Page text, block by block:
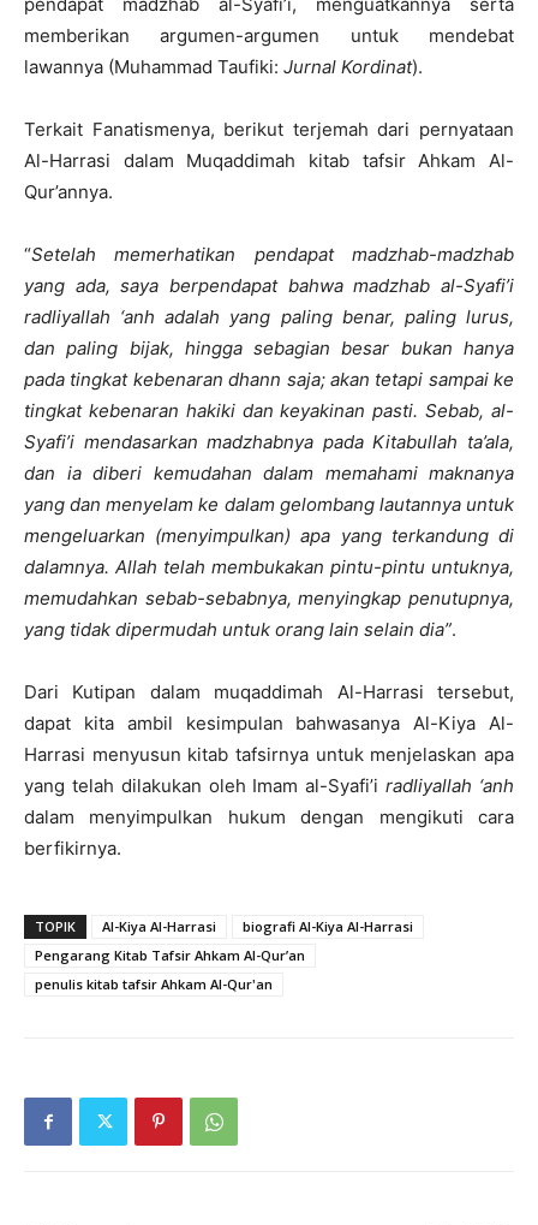
memberikan argumen-argumen untuk mendebat
lawannya (Muhammad Taufiki: Jurnal Kordinat).
Terkait Fanatismenya, berikut terjemah dari pernyataan
Al-Harrasi dalam Muqaddimah kitab tafsir Ahkam Al-
Qur’annya.
“Setelah memerhatikan pendapat madzhab-madzhab
yang ada, saya berpendapat bahwa madzhab al-Syafi’i
radliyallah ‘anh adalah yang paling benar, paling lurus,
dan paling bijak, hingga sebagian besar bukan hanya
pada tingkat kebenaran dhann saja; akan tetapi sampai ke
tingkat kebenaran hakiki dan keyakinan pasti. Sebab, al-
Syafi’i mendasarkan madzhabnya pada Kitabullah ta’ala,
dan ia diberi kemudahan dalam memahami maknanya
yang dan menyelam ke dalam gelombang lautannya untuk
mengeluarkan (menyimpulkan) apa yang terkandung di
dalamnya. Allah telah membukakan pintu-pintu untuknya,
memudahkan sebab-sebabnya, menyingkap penutupnya,
yang tidak dipermudah untuk orang lain selain dia”.
Dari Kutipan dalam muqaddimah Al-Harrasi tersebut,
dapat kita ambil kesimpulan bahwasanya Al-Kiya Al-
Harrasi menyusun kitab tafsirnya untuk menjelaskan apa
yang telah dilakukan oleh Imam al-Syafi’iradliyallah ‘anh
dalam menyimpulkan hukum dengan mengikuti cara
berfikirnya.
TOPIK Al-Kiya Al-Harrasi
biografi Al-Kiya Al-Harrasi
Pengarang Kitab Tafsir Ahkam Al-Qur’an
penulis kitab tafsir Ahkam Al-Qur'an